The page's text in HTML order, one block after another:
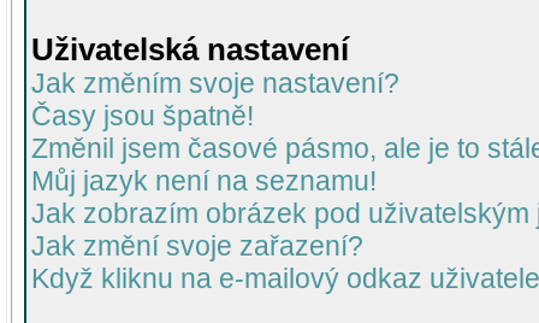
Uživatelská nastavení
Jak změním svoje nastavení?
Časy jsou špatně!
Změnil jsem časové pásmo, ale je to
Můj jazyk není na seznamu!
Jak zobrazím obrázek pod uživatelským
Jak změní svoje zařazení?
Když kliknu na e-mailový odkaz